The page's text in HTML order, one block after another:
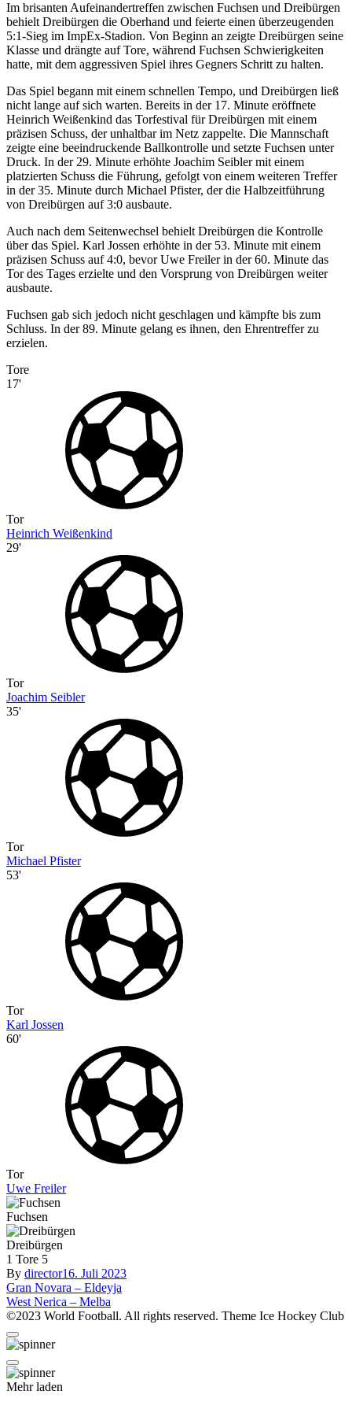
Im brisanten Aufeinandertreffen zwischen Fuchsen und Dreibürgen
behielt Dreibürgen die Oberhand und feierte einen überzeugenden
5:1-Sieg im ImpEx-Stadion. Von Beginn an zeigte Dreibürgen seine
Klasse und drängte auf Tore, während Fuchsen Schwierigkeiten
hatte, mit dem aggressiven Spiel ihres Gegners Schritt zu halten.
Das Spiel begann mit einem schnellen Tempo, und Dreibürgen ließ
nicht lange auf sich warten. Bereits in der 17. Minute eröffnete
Heinrich Weißenkind das Torfestival für Dreibürgen mit einem
präzisen Schuss, der unhaltbar im Netz zappelte. Die Mannschaft
zeigte eine beeindruckende Ballkontrolle und setzte Fuchsen unter
Druck. In der 29. Minute erhöhte Joachim Seibler mit einem
platzierten Schuss die Führung, gefolgt von einem weiteren Treffer
in der 35. Minute durch Michael Pfister, der die Halbzeitführung
von Dreibürgen auf 3:0 ausbaute.
Auch nach dem Seitenwechsel behielt Dreibürgen die Kontrolle
über das Spiel. Karl Jossen erhöhte in der 53. Minute mit einem
präzisen Schuss auf 4:0, bevor Uwe Freiler in der 60. Minute das
Tor des Tages erzielte und den Vorsprung von Dreibürgen weiter
ausbaute.
Fuchsen gab sich jedoch nicht geschlagen und kämpfte bis zum
Schluss. In der 89. Minute gelang es ihnen, den Ehrentreffer zu
erzielen.
Tore
17'
Tor
Heinrich Weißenkind
29'
Tor
Joachim Seibler
35'
Tor
Michael Pfister
53'
Tor
Karl Jossen
60'
Tor
Uwe Freiler
Fuchsen
Dreibürgen
1 Tore 5
By director16. Juli 2023
Beitragsnavigation
Gran Novara – Eldeyja
West Nerica – Melba
©2023 World Football. All rights reserved. Theme Ice Hockey Club
Mehr laden